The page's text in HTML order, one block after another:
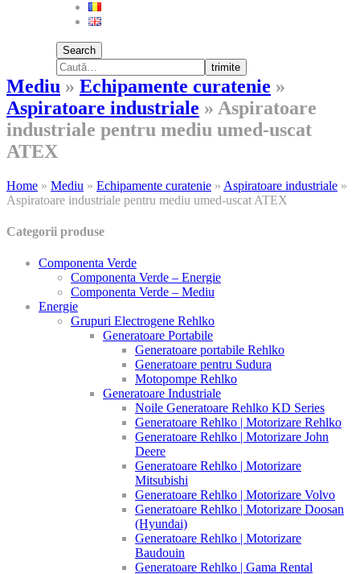
Search
trimite
Mediu » Echipamente curatenie »
Aspiratoare industriale » Aspiratoare
industriale pentru mediu umed-uscat
ATEX
Home » Mediu » Echipamente curatenie » Aspiratoare industriale »
Aspiratoare industriale pentru mediu umed-uscat ATEX
Categorii produse
Componenta Verde
Componenta Verde – Energie
Componenta Verde – Mediu
Energie
Grupuri Electrogene Rehlko
Generatoare Portabile
Generatoare portabile Rehlko
Generatoare pentru Sudura
Motopompe Rehlko
Generatoare Industriale
Noile Generatoare Rehlko KD Series
Generatoare Rehlko | Motorizare Rehlko
Generatoare Rehlko | Motorizare John
Deere
Generatoare Rehlko | Motorizare
Mitsubishi
Generatoare Rehlko | Motorizare Volvo
Generatoare Rehlko | Motorizare Doosan
(Hyundai)
Generatoare Rehlko | Motorizare
Baudouin
Generatoare Rehlko | Gama Rental